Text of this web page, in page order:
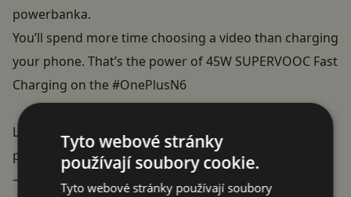
powerbanka.
You’ll spend more time choosing a video than charging
your phone. That’s the power of 45W SUPERVOOC Fast
Charging on the#OnePlusN6
Learn more:
https://t.co/epVDSKIr94
pic.twitter.com/BLeqYP14iz
— OnePlus India (@OnePlus_IN)
June 19, 2026
Tyto webové stránky
používají soubory cookie.
Tyto webové stránky používají soubory